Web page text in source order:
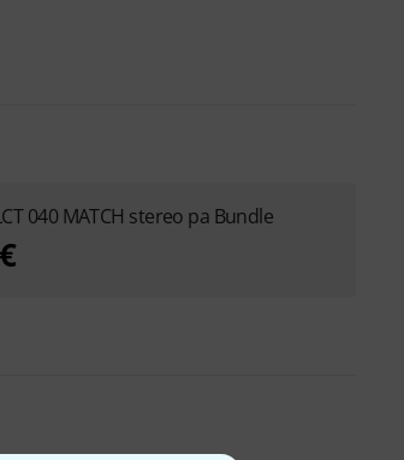
040 MATCH stereo pa Bundle